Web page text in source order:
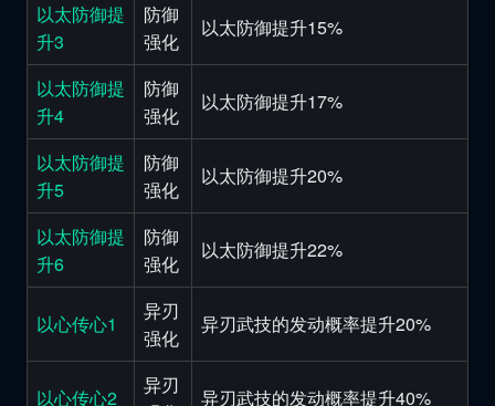
以太防御提
升3
防御
强化
以太防御提升15%
以太防御提
升4
防御
强化
以太防御提升17%
以太防御提
升5
防御
强化
以太防御提升20%
以太防御提
升6
防御
强化
以太防御提升22%
以心传心1
异刃
强化
异刃武技的发动概率提升20%
以心传心2
异刃
异刃武技的发动概率提升40%